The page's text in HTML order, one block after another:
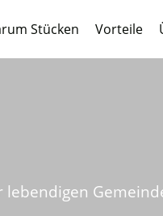
Stücken Vorteile
lebendigen